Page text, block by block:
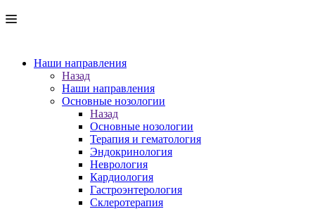
Наши направления
Назад
Наши направления
Основные нозологии
Назад
Основные нозологии
Терапия и гематология
Эндокринология
Неврология
Кардиология
Гастроэнтерология
Склеротерапия